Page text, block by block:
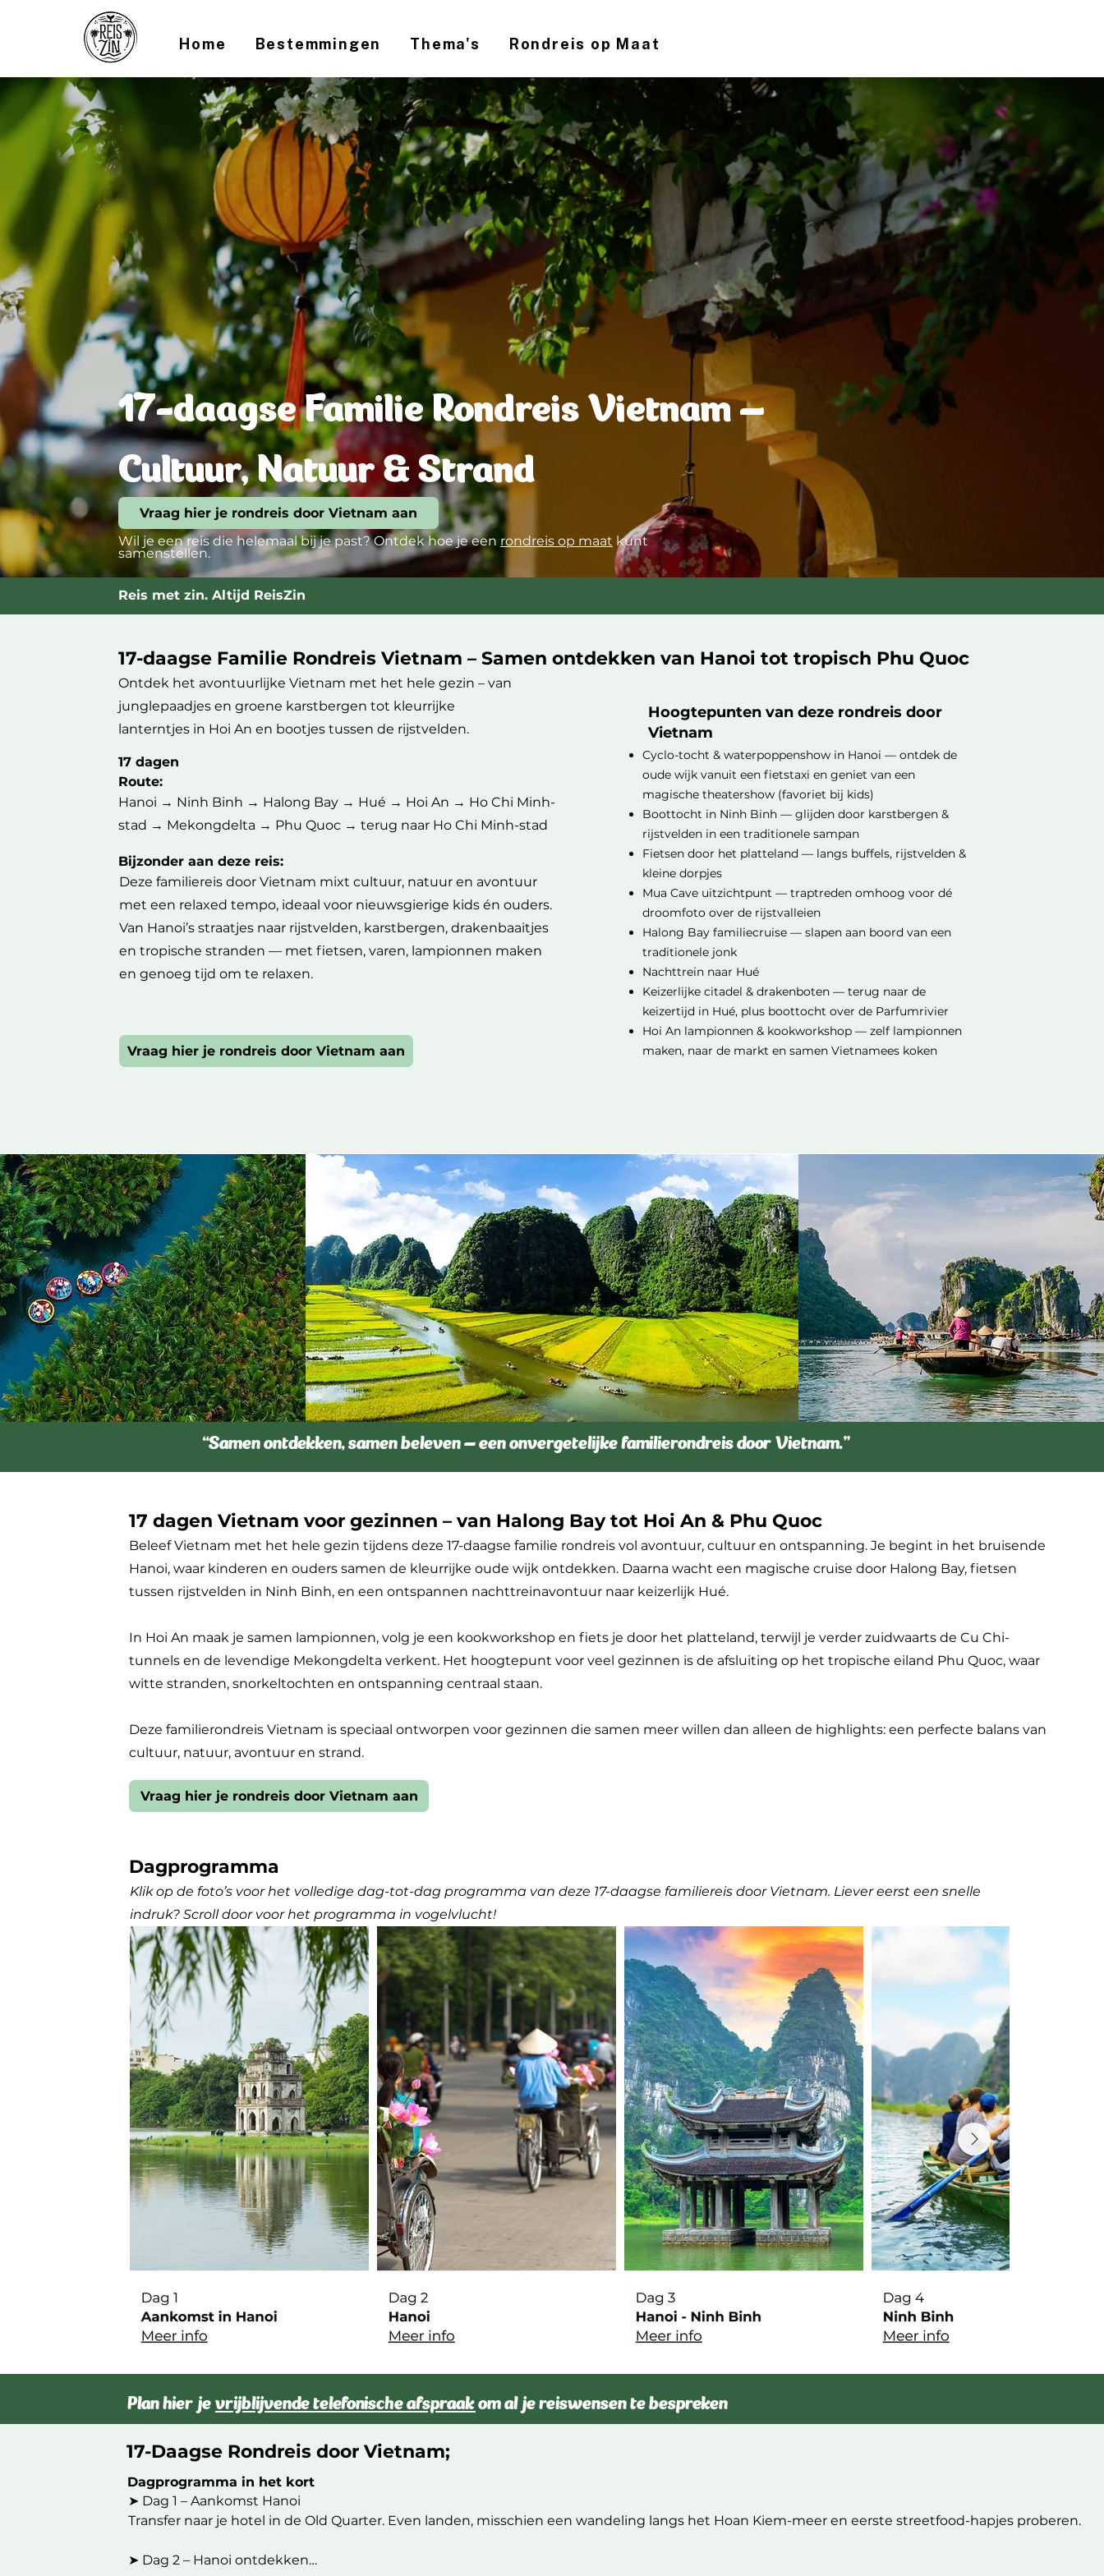
Home Bestemmingen Thema's Rondreis op Maat
17-daagse Familie Rondreis Vietnam –
Cultuur, Natuur & Strand
Vraag hier je rondreis door Vietnam aan
Wil je een reis die helemaal bij je past?Ontdek hoe je een rondreis op maat kunt
samenstellen.
Reis met zin. Altijd ReisZin
17-daagse Familie Rondreis Vietnam – Samen ontdekken van Hanoi tot tropisch Phu Quoc
Ontdek het avontuurlijke Vietnam met het hele gezin – van
junglepaadjes en groene karstbergen tot kleurrijke
lanterntjes in Hoi An en bootjes tussen de rijstvelden.
17 dagen
Route:
Hanoi → Ninh Binh → Halong Bay → Hué → Hoi An → Ho Chi Minh-
stad → Mekongdelta → Phu Quoc → terug naar Ho Chi Minh-stad
Bijzonder aan deze reis:
Deze familiereis door Vietnam mixt cultuur, natuur en avontuur
met een relaxed tempo, ideaal voor nieuwsgierige kids én ouders.
Van Hanoi’s straatjes naar rijstvelden, karstbergen, drakenbaaitjes
en tropische stranden — met fietsen, varen, lampionnen maken
en genoeg tijd om te relaxen.
Vraag hier je rondreis door Vietnam aan
Hoogtepunten van deze rondreis door
Vietnam
Cyclo-tocht & waterpoppenshow in Hanoi — ontdek de
oude wijk vanuit een fietstaxi en geniet van een
magische theatershow (favoriet bij kids)
Boottocht in Ninh Binh — glijden door karstbergen &
rijstvelden in een traditionele sampan
Fietsen door het platteland — langs buffels, rijstvelden &
kleine dorpjes
Mua Cave uitzichtpunt — traptreden omhoog voor dé
droomfoto over de rijstvalleien
Halong Bay familiecruise — slapen aan boord van een
traditionele jonk
Nachttrein naar Hué
Keizerlijke citadel & drakenboten — terug naar de
keizertijd in Hué, plus boottocht over de Parfumrivier
Hoi An lampionnen & kookworkshop — zelf lampionnen
maken, naar de markt en samen Vietnamees koken
17 dagen Vietnam voor gezinnen – van Halong Bay tot Hoi An & Phu Quoc
Beleef Vietnam met het hele gezin tijdens deze 17-daagse familie rondreis vol avontuur, cultuur en ontspanning. Je begint in het bruisende
Hanoi, waar kinderen en ouders samen de kleurrijke oude wijk ontdekken. Daarna wacht een magische cruise door Halong Bay, fietsen
tussen rijstvelden in Ninh Binh, en een ontspannen nachttreinavontuur naar keizerlijk Hué.
In Hoi An maak je samen lampionnen, volg je een kookworkshop en fiets je door het platteland, terwijl je verder zuidwaarts de Cu Chi-
tunnels en de levendige Mekongdelta verkent. Het hoogtepunt voor veel gezinnen is de afsluiting op het tropische eiland Phu Quoc, waar
witte stranden, snorkeltochten en ontspanning centraal staan.
Deze familierondreis Vietnam is speciaal ontworpen voor gezinnen die samen meer willen dan alleen de highlights: een perfecte balans van
cultuur, natuur, avontuur en strand.
Vraag hier je rondreis door Vietnam aan
“Samen ontdekken, samen beleven – een onvergetelijke familierondreis door Vietnam.”
Dagprogramma
Klik op de foto’s voor het volledige dag-tot-dag programma van deze 17-daagse familiereis door Vietnam. Liever eerst een snelle
indruk? Scroll door voor het programma in vogelvlucht!
17-Daagse Rondreis door Vietnam;
Dagprogramma in het kort
➤ Dag 1 – Aankomst Hanoi
Transfer naar je hotel in de Old Quarter. Even landen, misschien een wandeling langs het Hoan Kiem-meer en eerste streetfood-hapjes proberen.
➤ Dag 2 – Hanoi ontdekken
Plan hier jevrijblijvende telefonische afspraakom al je reiswensen te bespreken